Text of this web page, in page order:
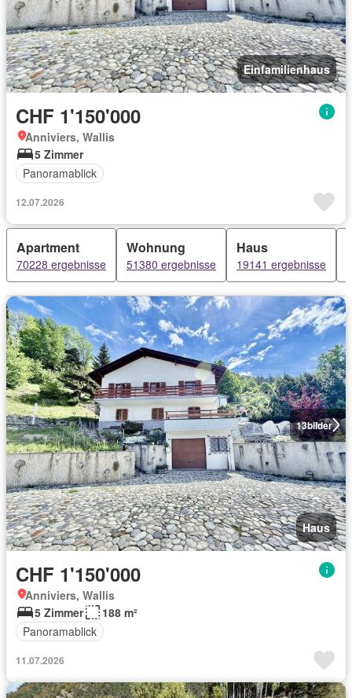
Einfamilienhaus
CHF 1'150'000
Anniviers, Wallis
5 Zimmer
Panoramablick
12.07.2026
Apartment
70228 ergebnisse
Wohnung
51380 ergebnisse
Haus
19141 ergebnisse
13bilder
Haus
CHF 1'150'000
Anniviers, Wallis
5 Zimmer
188 m²
Panoramablick
11.07.2026